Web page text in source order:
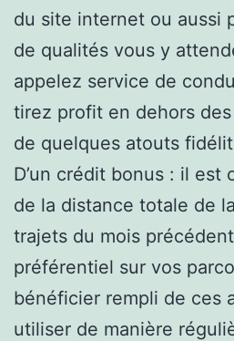
du site internet ou aussi
de qualités vous y
appelez service de
tirez profit en dehors
de quelques atouts
D’un crédit bonus : il est
de la distance totale de
trajets du mois
préférentiel sur vos
bénéficier rempli de ces
utiliser de manière